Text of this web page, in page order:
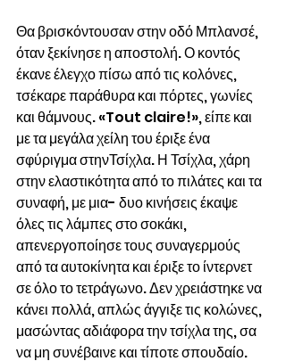
Θα βρισκόντουσαν στην οδό Μπλανσέ,
όταν ξεκίνησε η αποστολή. Ο κοντός
έκανε έλεγχο πίσω από τις κολόνες,
τσέκαρε παράθυρα και πόρτες, γωνίες
και θάμνους. «Tout claire!», είπε και
με τα μεγάλα χείλη του έριξε ένα
σφύριγμα στηνΤσίχλα. Η Τσίχλα, χάρη
στην ελαστικότητα από το πιλάτες και τα
συναφή, με μια- δυο κινήσεις έκαψε
όλες τις λάμπες στο σοκάκι,
απενεργοποίησε τους συναγερμούς
από τα αυτοκίνητα και έριξε το ίντερνετ
σε όλο το τετράγωνο. Δεν χρειάστηκε να
κάνει πολλά, απλώς άγγιξε τις κολώνες,
μασώντας αδιάφορα την τσίχλα της, σα
να μη συνέβαινε και τίποτε σπουδαίο.